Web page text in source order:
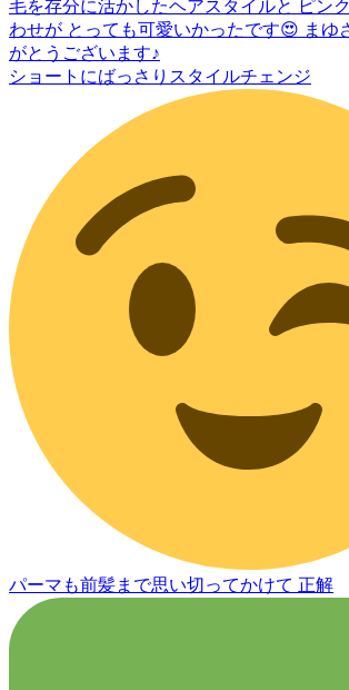
ショートにばっさりスタイルチェンジ
パーマも前髪まで思い切ってかけて 正解